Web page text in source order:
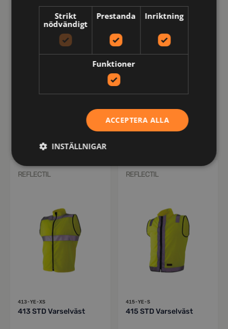
kr
REFLECTIL
413-YE-XS
413 STD Varselväst
REFLECTIL
415-YE-S
415 STD Varselväst
Strikt
nödvändigt
Prestanda Inriktning
Funktioner
ACCEPTERA ALLA
INSTÄLLNIGAR